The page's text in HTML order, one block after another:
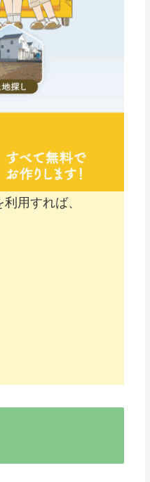
用すれば、